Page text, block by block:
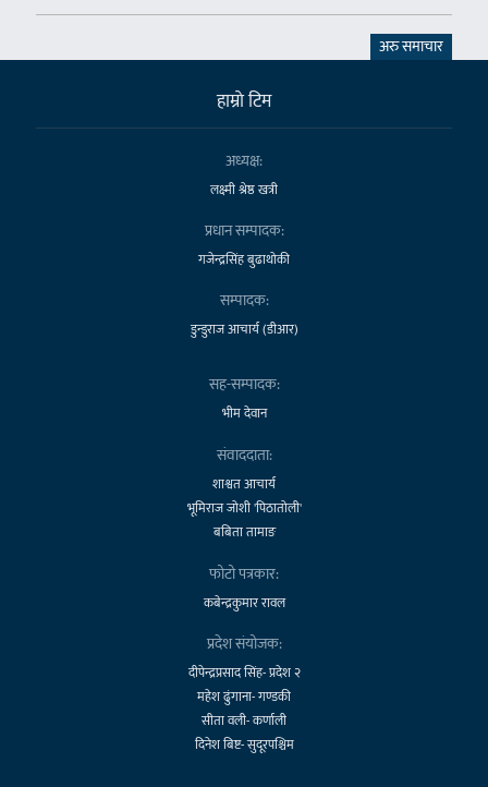
अरु समाचार
हाम्राे टिम
अध्यक्ष:
लक्ष्मी श्रेष्ठ खत्री
प्रधान सम्पादक:
गजेन्द्रसिंह बुढाथोकी
सम्पादक:
डुन्डुराज आचार्य (डीआर)
सह-सम्पादक:
भीम देवान
संवाददाता:
शाश्वत आचार्य
भूमिराज जोशी 'पिठातोली'
बबिता तामाङ
फोटो पत्रकार:
कबेन्द्रकुमार रावल
प्रदेश संयोजक:
दीपेन्द्रप्रसाद सिंह- प्रदेश २
महेश ढुंगाना- गण्डकी
सीता वली- कर्णाली
दिनेश बिष्ट- सुदूरपश्चिम